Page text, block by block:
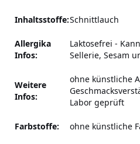
Inhaltsstoffe:Schnittlauch
Allergika
Infos:
Laktosefrei -
Sellerie, Sesam
Weitere
Infos:
ohne künstliche
Labor geprüft
Farbstoffe: ohne künstliche